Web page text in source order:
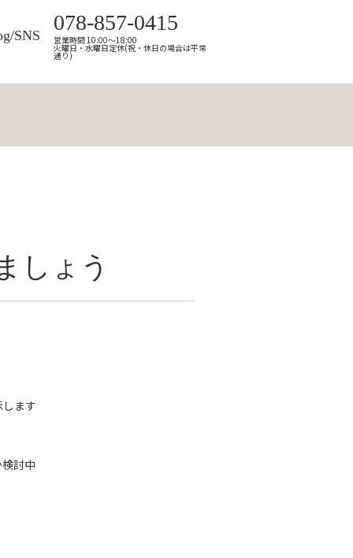
SNS
078-857-0415
営業時間 10:00～18:00
火曜日・水曜日定休(祝・休日の場合は平常
通り)
しょう
ます
討中